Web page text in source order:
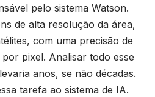
pelo sistema Watson.
de alta resolução da área,
com uma precisão de
pixel. Analisar todo esse
anos, se não décadas.
tarefa ao sistema de IA.